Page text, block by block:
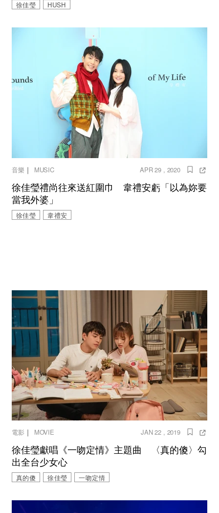
徐佳瑩 HUSH
音樂 ｜ MUSIC APR 29 , 2020
徐佳瑩禮尚往來送紅圍巾 韋禮安虧「以為妳要
當我外婆」
徐佳瑩 韋禮安
電影 ｜ MOVIE JAN 22 , 2019
徐佳瑩獻唱《一吻定情》主題曲 〈真的傻〉勾
出全台少女心
真的傻 徐佳瑩 一吻定情